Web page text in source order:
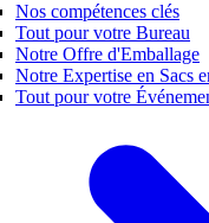
Nos compétences clés
Tout pour votre Bureau
Notre Offre d'Emballage
Notre Expertise en Sacs
Tout pour votre